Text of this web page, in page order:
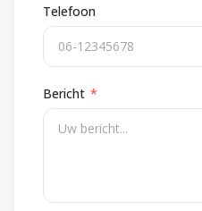
Telefoon
Bericht *